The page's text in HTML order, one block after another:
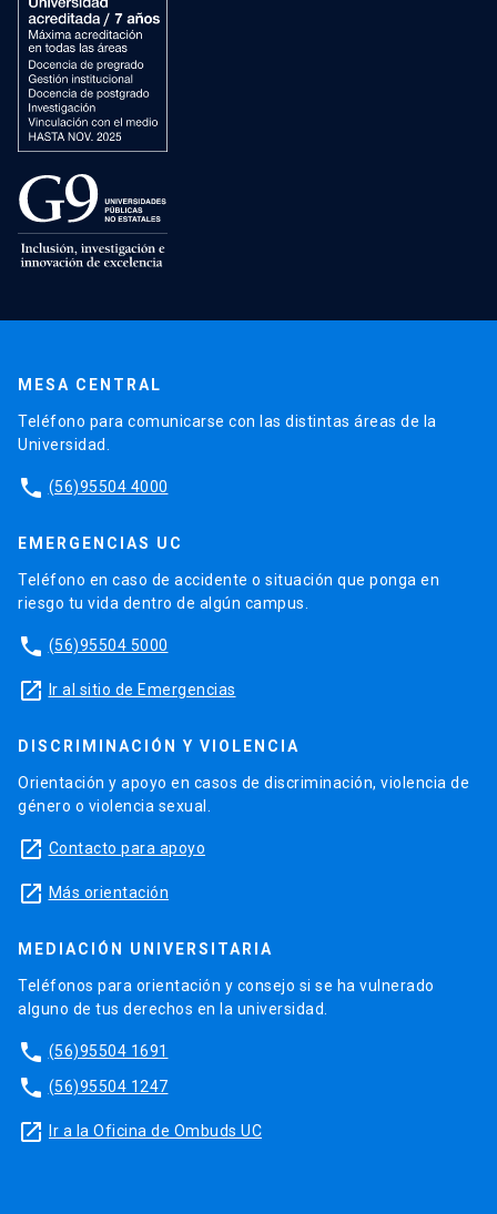
MESA CENTRAL
Teléfono para comunicarse con las distintas áreas de la
Universidad.
phone (56)95504 4000
EMERGENCIAS UC
Teléfono en caso de accidente o situación que ponga en
riesgo tu vida dentro de algún campus.
phone (56)95504 5000
launch Ir al sitio de Emergencias
DISCRIMINACIÓN Y VIOLENCIA
Orientación y apoyo en casos de discriminación, violencia de
género o violencia sexual.
launch Contacto para apoyo
launch Más orientación
MEDIACIÓN UNIVERSITARIA
Teléfonos para orientación y consejo si se ha vulnerado
alguno de tus derechos en la universidad.
phone (56)95504 1691
phone (56)95504 1247
launch Ir a la Oficina de Ombuds UC